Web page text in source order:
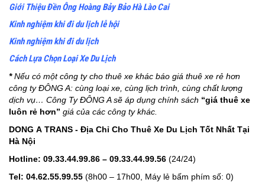
Giới Thiệu Đền Ông Hoàng Bảy Bảo Hà Lào Cai
Kinh nghiệm khi đi du lịch lễ hội
Kinh nghiệm khi đi du lịch
Cách Lựa Chọn Loại Xe Du Lịch
* Nếu có một công ty cho thuê xe khác báo giá thuê xe rẻ hơn
công ty ĐÔNG A: cùng loại xe, cùng lịch trình, cùng chất lượng
dịch vụ… Công Ty ĐÔNG A sẽ áp dụng chính sách “giá thuê xe
luôn rẻ hơn” giá của các công ty khác.
DONG A TRANS - Địa Chỉ Cho Thuê Xe Du Lịch Tốt Nhất Tại
Hà Nội
Hotline: 09.33.44.99.86 – 09.33.44.99.56 (24/24)
Tel: 04.62.55.99.55 (8h00 – 17h00, Máy lẻ bấm phím số: 0)